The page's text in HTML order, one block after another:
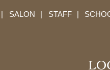
SALON STAFF